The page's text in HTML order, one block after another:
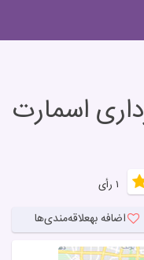
اسمارت
۱ رأی
اضافه بهعلاقه‌مندی‌ها